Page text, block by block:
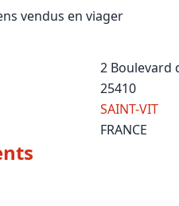
vendus en viager
2 Boulevard
25410
SAINT-VIT
FRANCE